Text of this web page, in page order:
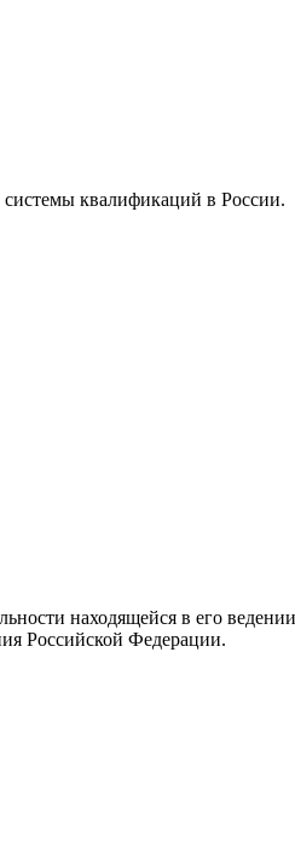
системы квалификаций в России.
находящейся в его
Российской Федерации.